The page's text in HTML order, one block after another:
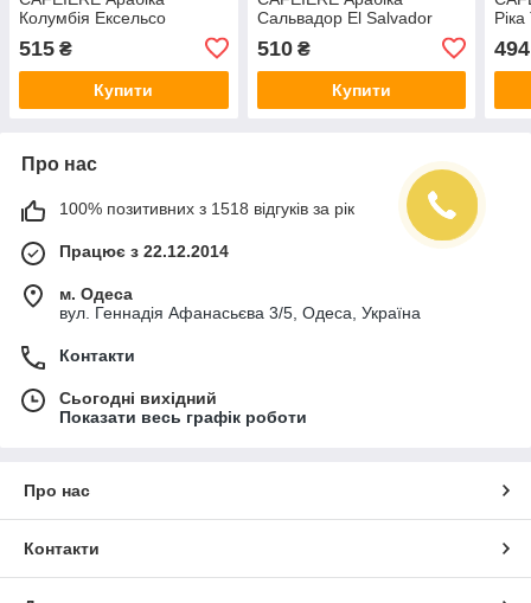
Колумбія Ексельсо
515 ₴
Купити
Сальвадор El Salvador
510₴
Купити
494
Про нас
100% позитивних з 1518 відгуків за рік
Працює з 22.12.2014
м. Одеса
вул. Геннадія Афанасьєва 3/5, Одеса, Україна
Контакти
Сьогодні вихідний
Показати весь графік роботи
Про нас
Контакти